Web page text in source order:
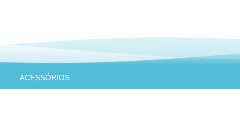
ACESSÓRIOS